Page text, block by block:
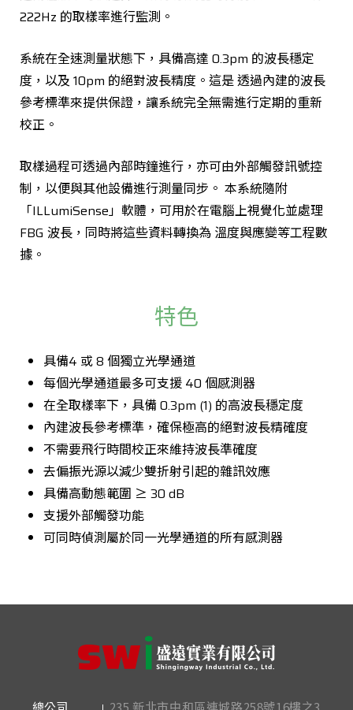
222Hz 的取樣率進行監測。
系統在全速測量狀態下，具備高達 0.3pm 的波長穩定
度，以及 10pm 的絕對波長精度。這是 透過內建的波長
參考標準來提供保證，讓系統完全無需進行定期的重新
校正。
取樣過程可透過內部時鐘進行，亦可由外部觸發訊號控
制，以便與其他設備進行測量同步。 本系統隨附
「ILLumiSense」軟體，可用於在電腦上視覺化並處理
FBG 波長，同時將這些資料轉換為 溫度與應變等工程數
據。
特色
具備4 或 8 個獨立光學通道
每個光學通道最多可支援 40 個感測器
在全取樣率下，具備0.3pm (1) 的高波長穩定度
內建波長參考標準，確保極高的絕對波長精確度
不需要飛行時間校正來維持波長準確度
去偏振光源以減少雙折射引起的雜訊效應
具備高動態範圍 ≥ 30 dB
支援外部觸發功能
可同時偵測屬於同一光學通道的所有感測器
總公司 235 新北市中和區連城路258號16樓之3